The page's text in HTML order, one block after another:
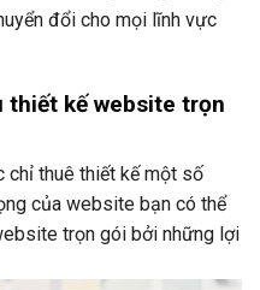
đổi cho mọi lĩnh vực
thiết kế website trọn
chỉ thuê thiết kế một số
của website bạn có thể
trọn gói bởi những lợi